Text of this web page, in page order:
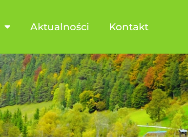
Aktualności Kontakt